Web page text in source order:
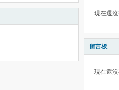
現在還
留言板
現在還